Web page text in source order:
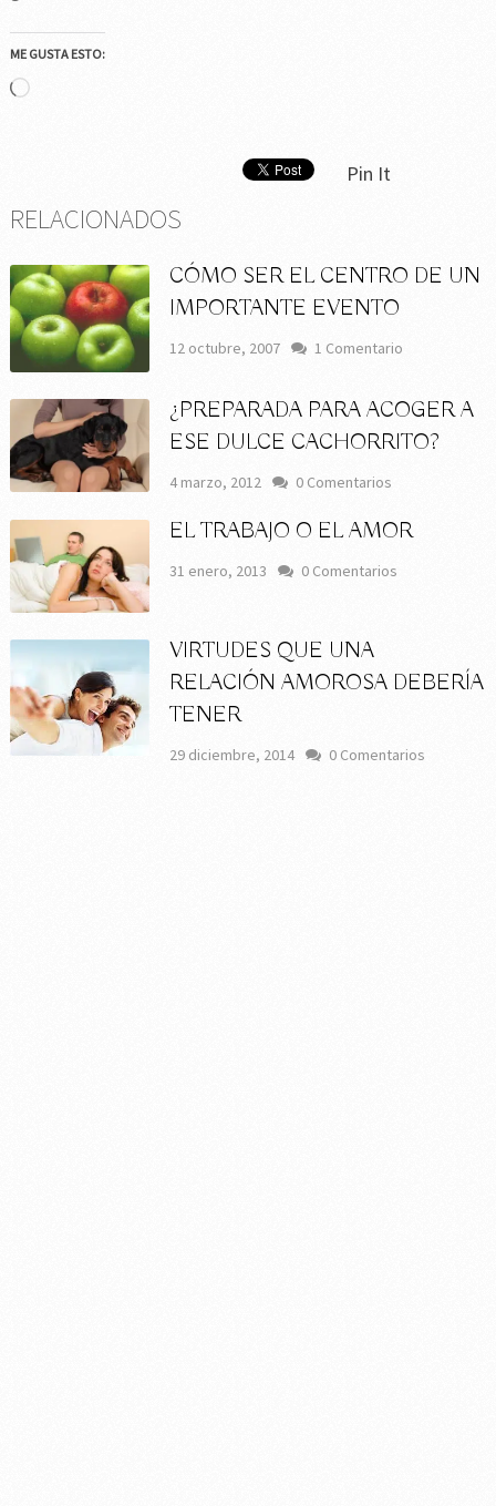
ME GUSTA ESTO:
Cargando...
Pin It
RELACIONADOS
CÓMO SER EL CENTRO DE UN
IMPORTANTE EVENTO
12 octubre, 2007 1 Comentario
¿PREPARADA PARA ACOGER A
ESE DULCE CACHORRITO?
4 marzo, 2012 0 Comentarios
EL TRABAJO O EL AMOR
31 enero, 2013 0 Comentarios
VIRTUDES QUE UNA
RELACIÓN AMOROSA DEBERÍA
TENER
29 diciembre, 2014 0 Comentarios